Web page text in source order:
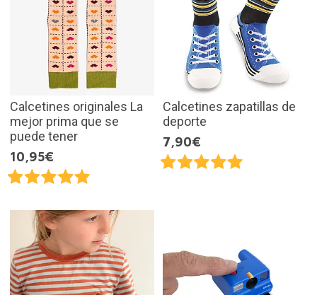
Calcetines originales La
mejor prima que se
puede tener
10,95€
Calcetines zapatillas de
deporte
7,90€